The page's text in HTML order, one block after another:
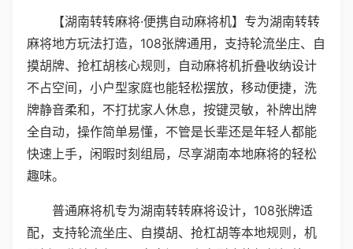
【湖南转转麻将·便携自动麻将机】专为湖南转转
麻将地方玩法打造，108张牌通用，支持轮流坐庄、自
摸胡牌、抢杠胡核心规则，自动麻将机折叠收纳设计
不占空间，小户型家庭也能轻松摆放，移动便捷，洗
牌静音柔和，不打扰家人休息，按键灵敏，补牌出牌
全自动，操作简单易懂，不管是长辈还是年轻人都能
快速上手，闲暇时刻组局，尽享湖南本地麻将的轻松
趣味。
普通麻将机专为湖南转转麻将设计，108张牌适
配，支持轮流坐庄、自摸胡、抢杠胡等本地规则，机